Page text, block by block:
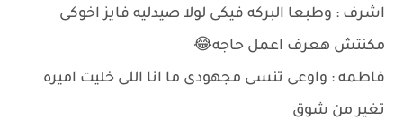
اشرف : وطبعا البركه فيكى لولا صيدليه فايز اخوكى
مكنتش هعرف اعمل حاجه😂
فاطمه : واوعى تنسى مجهودى ما انا اللى خليت اميره
تغير من شوق